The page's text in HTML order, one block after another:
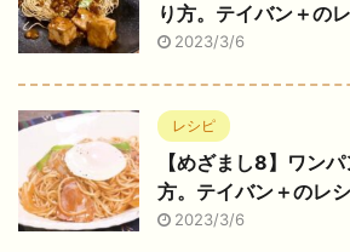
り方。テイバン＋の
2023/3/6
レシピ
【めざまし8】ワン
方。テイバン＋のレ
2023/3/6